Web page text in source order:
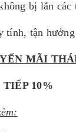
bị lẫn các
tận
MÃI
10%